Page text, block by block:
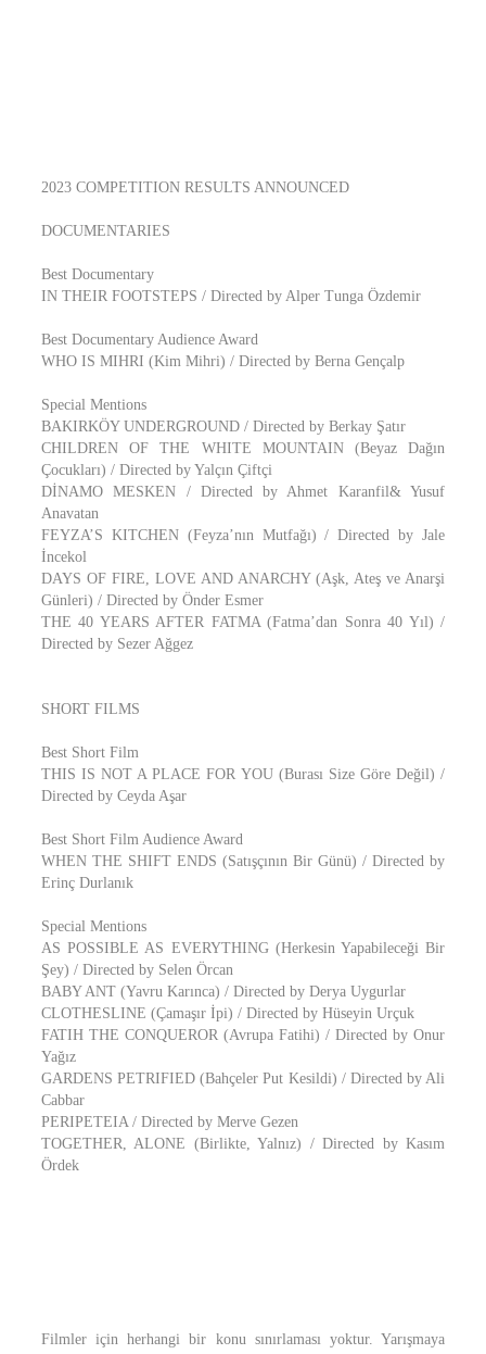
2023 COMPETITION RESULTS ANNOUNCED
DOCUMENTARIES
Best Documentary
IN THEIR FOOTSTEPS / Directed by Alper Tunga Özdemir
Best Documentary Audience Award
WHO IS MIHRI (Kim Mihri) / Directed by Berna Gençalp
Special Mentions
BAKIRKÖY UNDERGROUND / Directed by Berkay Şatır
CHILDREN OF THE WHITE MOUNTAIN (Beyaz Dağın
Çocukları) / Directed by Yalçın Çiftçi
DİNAMO MESKEN / Directed by Ahmet Karanfil& Yusuf
Anavatan
FEYZA’S KITCHEN (Feyza’nın Mutfağı) / Directed by Jale
İncekol
DAYS OF FIRE, LOVE AND ANARCHY (Aşk, Ateş ve Anarşi
Günleri) / Directed by Önder Esmer
THE 40 YEARS AFTER FATMA (Fatma’dan Sonra 40 Yıl) /
Directed by Sezer Ağgez
SHORT FILMS
Best Short Film
THIS IS NOT A PLACE FOR YOU (Burası Size Göre Değil) /
Directed by Ceyda Aşar
Best Short Film Audience Award
WHEN THE SHIFT ENDS (Satışçının Bir Günü) / Directed by
Erinç Durlanık
Special Mentions
AS POSSIBLE AS EVERYTHING (Herkesin Yapabileceği Bir
Şey) / Directed by Selen Örcan
BABY ANT (Yavru Karınca) / Directed by Derya Uygurlar
CLOTHESLINE (Çamaşır İpi) / Directed by Hüseyin Urçuk
FATIH THE CONQUEROR (Avrupa Fatihi) / Directed by Onur
Yağız
GARDENS PETRIFIED (Bahçeler Put Kesildi) / Directed by Ali
Cabbar
PERIPETEIA / Directed by Merve Gezen
TOGETHER, ALONE (Birlikte, Yalnız) / Directed by Kasım
Ördek
Filmler için herhangi bir konu sınırlaması yoktur. Yarışmaya